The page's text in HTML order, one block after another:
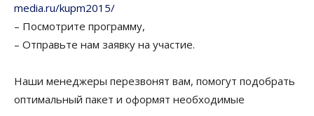
media.ru/kupm2015/
– Посмотрите программу,
– Отправьте нам заявку на участие.
Наши менеджеры перезвонят вам, помогут подобрать
оптимальный пакет и оформят необходимые